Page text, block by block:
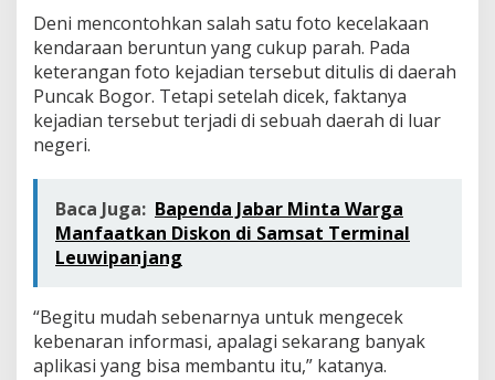
Deni mencontohkan salah satu foto kecelakaan
kendaraan beruntun yang cukup parah. Pada
keterangan foto kejadian tersebut ditulis di daerah
Puncak Bogor. Tetapi setelah dicek, faktanya
kejadian tersebut terjadi di sebuah daerah di luar
negeri.
Baca Juga: Bapenda Jabar Minta Warga
Manfaatkan Diskon di Samsat Terminal
Leuwipanjang
“Begitu mudah sebenarnya untuk mengecek
kebenaran informasi, apalagi sekarang banyak
aplikasi yang bisa membantu itu,” katanya.